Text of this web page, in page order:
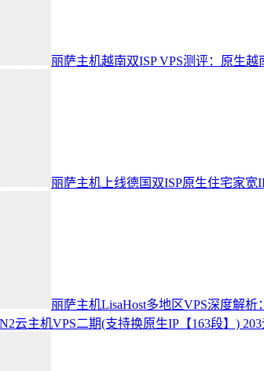
丽萨主机越南双ISP VPS测评：原生
丽萨主机上线德国双ISP原生住宅家
丽萨主机LisaHost多地区VPS深度解
云主机VPS二期(支持换原生IP【163段】)